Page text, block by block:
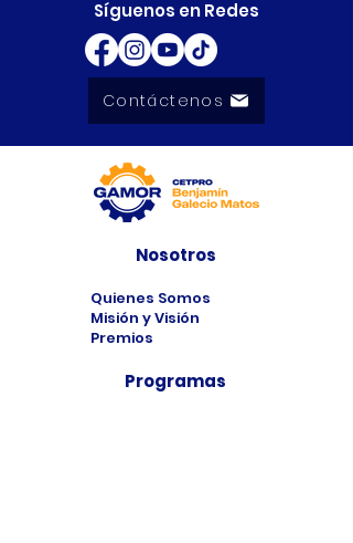
Síguenos en Redes
Contáctenos
Nosotros
Quienes Somos
Misión y Visión
Premios
Programas